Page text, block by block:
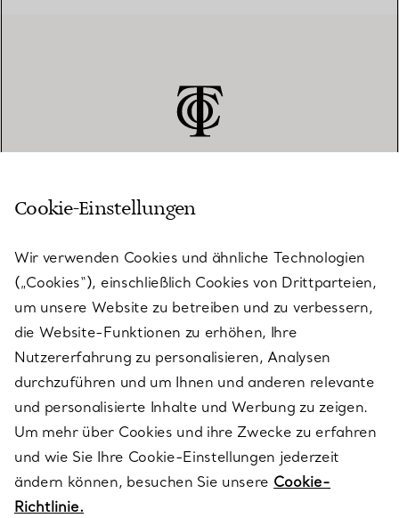
KUNDENSERVICE
SERVICES
ÜBER TIFFANY & CO.
RECHTLICHE HINWEISE
FOLGEN SIE UNS
Cookie-Einstellungen
Wir verwenden Cookies und ähnliche Technologien
(„Cookies“), einschließlich Cookies von Drittparteien,
um unsere Website zu betreiben und zu verbessern,
die Website-Funktionen zu erhöhen, Ihre
Nutzererfahrung zu personalisieren, Analysen
durchzuführen und um Ihnen und anderen relevante
und personalisierte Inhalte und Werbung zu zeigen.
Um mehr über Cookies und ihre Zwecke zu erfahren
und wie Sie Ihre Cookie-Einstellungen jederzeit
ändern können, besuchen Sie unsere Cookie-
Richtlinie.